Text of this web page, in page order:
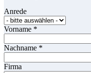
Anrede
Vorname *
Nachname *
Firma